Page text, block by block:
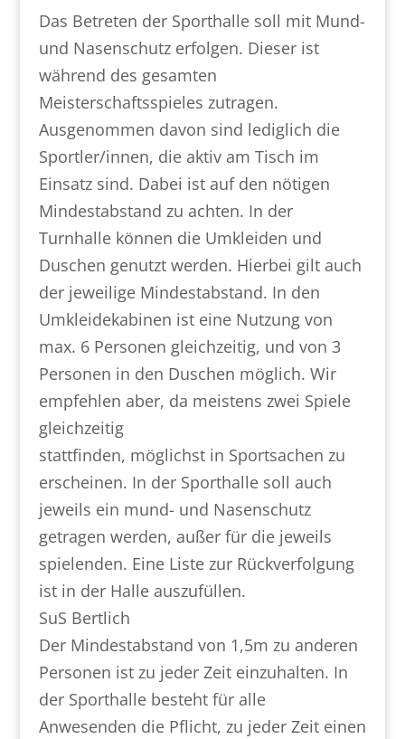
Das Betreten der Sporthalle soll mit Mund-
und Nasenschutz erfolgen. Dieser ist
während des gesamten
Meisterschaftsspieles zutragen.
Ausgenommen davon sind lediglich die
Sportler/innen, die aktiv am Tisch im
Einsatz sind. Dabei ist auf den nötigen
Mindestabstand zu achten. In der
Turnhalle können die Umkleiden und
Duschen genutzt werden. Hierbei gilt auch
der jeweilige Mindestabstand. In den
Umkleidekabinen ist eine Nutzung von
max. 6 Personen gleichzeitig, und von 3
Personen in den Duschen möglich. Wir
empfehlen aber, da meistens zwei Spiele
gleichzeitig
stattfinden, möglichst in Sportsachen zu
erscheinen. In der Sporthalle soll auch
jeweils ein mund- und Nasenschutz
getragen werden, außer für die jeweils
spielenden. Eine Liste zur Rückverfolgung
ist in der Halle auszufüllen.
SuS Bertlich
Der Mindestabstand von 1,5m zu anderen
Personen ist zu jeder Zeit einzuhalten. In
der Sporthalle besteht für alle
Anwesenden die Pflicht, zu jeder Zeit einen